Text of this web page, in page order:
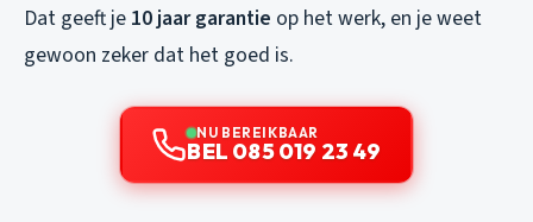
Dat geeft je 10 jaar garantie op het werk, en je weet
gewoon zeker dat het goed is.
NU BEREIKBAAR
BEL 085 019 23 49